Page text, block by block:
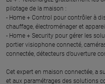
pilotage de la maison :
- Home + Control pour contrôler à
chauffage, électroménager et
- Home + Security pour gérer les
portier visiophone connecté,
connectée, détecteurs d’ouverture
Cet expert en maison connectée, a
et aux paramétrages des solutions